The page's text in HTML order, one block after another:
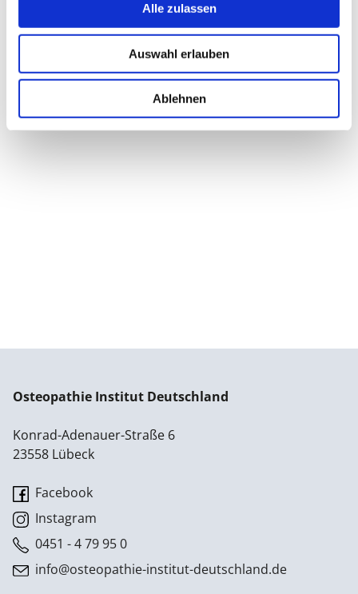
Alle zulassen
Auswahl erlauben
Ablehnen
Osteopathie Institut Deutschland
Konrad-Adenauer-Straße 6
23558 Lübeck
Facebook
Instagram
0451 - 4 79 95 0
info@osteopathie-institut-deutschland.de